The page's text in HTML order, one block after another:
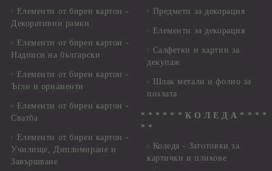
Елементи от бирен картон -
Декоративни рамки
Елементи от бирен картон -
Надписи на български
Елементи от бирен картон -
Ъгли и орнаменти
Елементи от бирен картон -
Сватба
Елементи от бирен картон -
Училище, Дипломиране и
Завършване
Предмети за декорация
Елементи за декорация
Салфетки и хартии за
декупаж
Шлак метали и фолио за
позлата
* * * * * * К О Л Е Д А * * * *
* *
Коледа - Заготовки за
картички и пликове